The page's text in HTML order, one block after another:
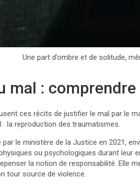
Une part d’ombre et de solitude,
mal :
ces récits de justifier le mal par le
: la reproduction des traumatismes.
le ministère de la Justice en 2021,
ou psychologiques durant leur
la notion de responsabilité. Elle
tour source de violence.